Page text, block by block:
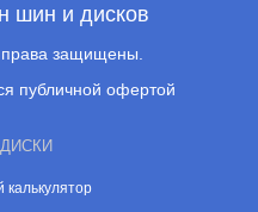
шин и дисков
защищены.
публичной офертой